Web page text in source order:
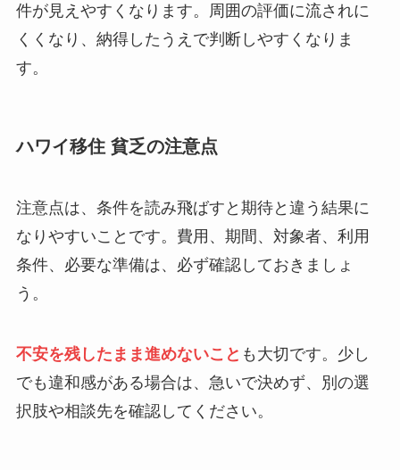
件が見えやすくなります。周囲の評価に流されに
くくなり、納得したうえで判断しやすくなりま
す。
ハワイ移住 貧乏の注意点
注意点は、条件を読み飛ばすと期待と違う結果に
なりやすいことです。費用、期間、対象者、利用
条件、必要な準備は、必ず確認しておきましょ
う。
不安を残したまま進めないこと も大切です。少し
でも違和感がある場合は、急いで決めず、別の選
択肢や相談先を確認してください。